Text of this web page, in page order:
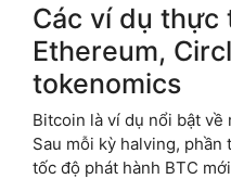
Các ví dụ thực
Ethereum,
tokenomics
Bitcoin là ví dụ nổi bật về
Sau mỗi kỳ halving, phần
tốc độ phát hành BTC